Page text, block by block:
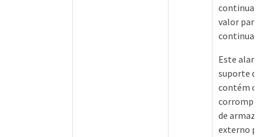
valor para
continua a
Este
suporte
contém os
de
externo